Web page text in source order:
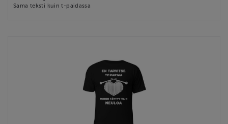
Sama teksti kuin t-paidassa